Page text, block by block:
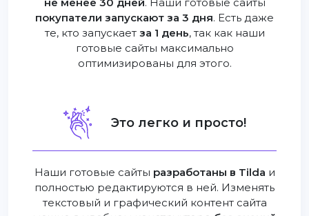
покупатели запускают за 3 дня. Есть даже
те, кто запускает за 1 день, так как наши
готовые сайты максимально
оптимизированы для этого.
Это легко и просто!
Наши готовые сайты разработаны в Tilda и
полностью редактируются в ней. Изменять
текстовый и графический контент сайта